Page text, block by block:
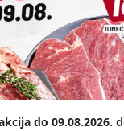
do 09.08.2026.